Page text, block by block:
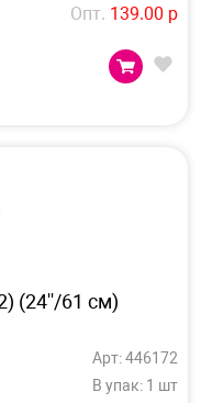
Опт. 139.00 р
(24''/61 см)
Арт: 446172
В упак: 1 шт